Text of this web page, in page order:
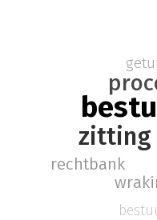
zitting
rechtbank